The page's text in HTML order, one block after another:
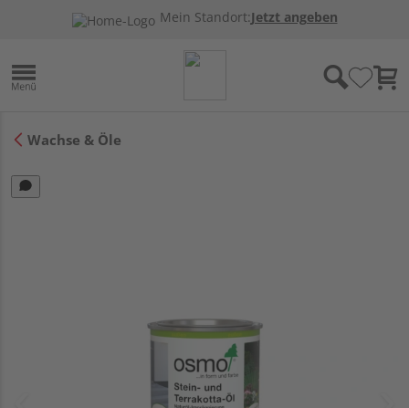
Mein Standort:Jetzt angeben
Wachse & Öle